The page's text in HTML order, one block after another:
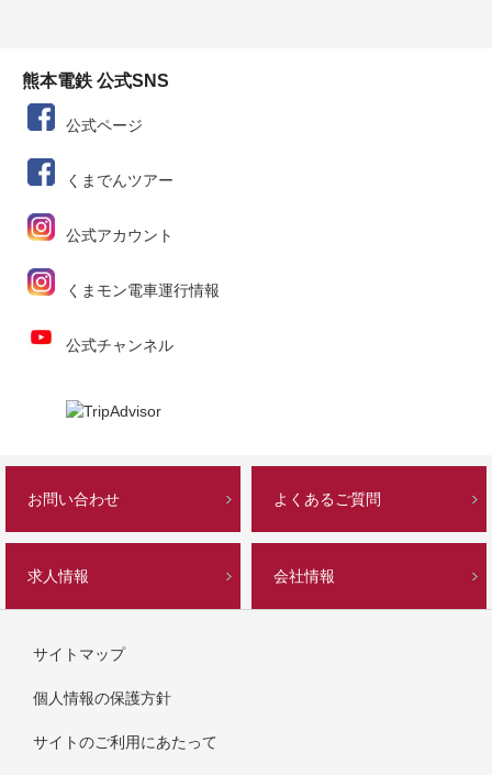
熊本電鉄 公式SNS
公式ページ
くまでんツアー
公式アカウント
くまモン電車運行情報
公式チャンネル
お問い合わせ よくあるご質問
求人情報 会社情報
サイトマップ
個人情報の保護方針
サイトのご利用にあたって